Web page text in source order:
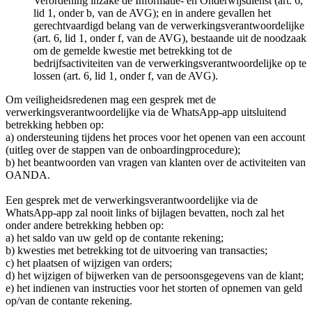
lid 1, onder b, van de AVG); en in andere gevallen het
gerechtvaardigd belang van de verwerkingsverantwoordelijke
(art. 6, lid 1, onder f, van de AVG), bestaande uit de noodzaak
om de gemelde kwestie met betrekking tot de
bedrijfsactiviteiten van de verwerkingsverantwoordelijke op te
lossen (art. 6, lid 1, onder f, van de AVG).
Om veiligheidsredenen mag een gesprek met de
verwerkingsverantwoordelijke via de WhatsApp-app uitsluitend
betrekking hebben op:
a) ondersteuning tijdens het proces voor het openen van een account
(uitleg over de stappen van de onboardingprocedure);
b) het beantwoorden van vragen van klanten over de activiteiten van
OANDA.
Een gesprek met de verwerkingsverantwoordelijke via de
WhatsApp-app zal nooit links of bijlagen bevatten, noch zal het
onder andere betrekking hebben op:
a) het saldo van uw geld op de contante rekening;
b) kwesties met betrekking tot de uitvoering van transacties;
c) het plaatsen of wijzigen van orders;
d) het wijzigen of bijwerken van de persoonsgegevens van de klant;
e) het indienen van instructies voor het storten of opnemen van geld
op/van de contante rekening.